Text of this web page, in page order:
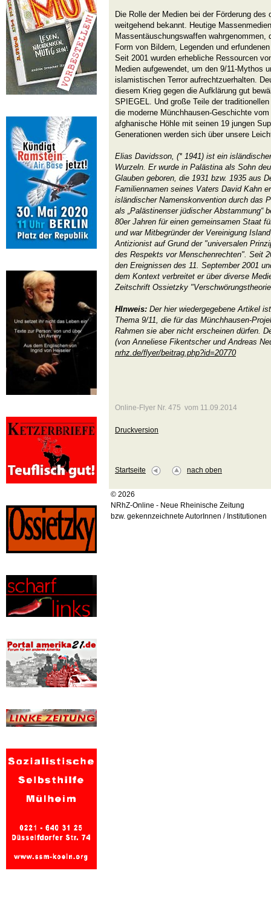
Die Rolle der Medien bei der Förderung
weitgehend bekannt. Heutige
Massentäuschungswaffen
Form von Bildern, Legenden und
Seit 2001 wurden erhebliche Ressourcen
Medien aufgewendet, um den 9/11-Mythos
islamistischen Terror aufrechtzuerhalten.
diesem Krieg gegen die Aufklärung gut
SPIEGEL. Und große Teile der
die moderne Münchhausen-Geschichte
afghanische Höhle mit seinen 19 jungen
Generationen werden sich über unsere
Elias Davidsson, (* 1941) ist ein
Wurzeln. Er wurde in Palästina als Sohn
Glauben geboren, die 1931 bzw. 1935 aus
Familiennamen seines Vaters David Kahn
isländischer Namenskonvention durch das
als „Palästinenser jüdischer Abstammung“
80er Jahren für einen gemeinsamen Staat
und war Mitbegründer der Vereinigung
Antizionist auf Grund der "universalen
des Respekts vor Menschenrechten". Seit
den Ereignissen des 11. September 2001
dem Kontext verbreitet er über diverse
Zeitschrift Ossietzky
HInweis: Der hier wiedergegebene Artikel
Thema 9/11, die für das Münchhausen-
Rahmen sie aber nicht erscheinen dürfen.
(von Anneliese Fikentscher und Andreas
nrhz.de/flyer/beitrag.php?id=20770
Online-Flyer Nr. 475 vom 11.09.2014
Druckversion
Startseite nach oben
© 2026
NRhZ-Online - Neue Rheinische Zeitung
bzw. gekennzeichnete AutorInnen / Institutionen